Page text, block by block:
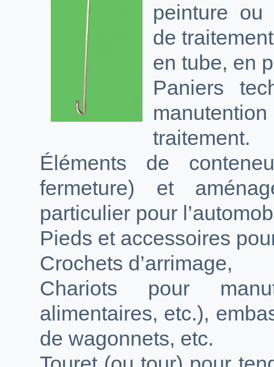
peinture ou
de
en tube, en
Paniers
traitement.
Éléments de
fermeture) et
particulier pour
Pieds et accessoires
Crochets d’arrimage,
Chariots pour
alimentaires, etc.),
de wagonnets, etc.